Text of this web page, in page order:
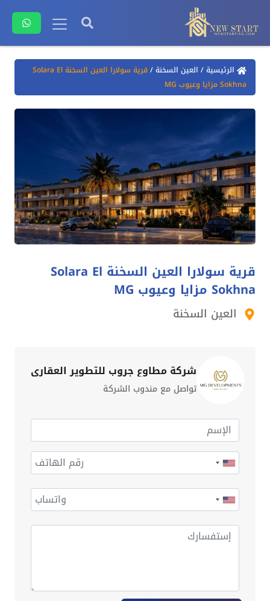
الرئيسية/ العين السخنة/
قرية سولارا العين السخنة Solara El
Sokhna مزايا وعيوب MG
قرية سولارا العين السخنة Solara El
Sokhna مزايا وعيوب MG
العين السخنة
شركة مطاوع جروب للتطوير العقاري
تواصل مع مندوب الشركة